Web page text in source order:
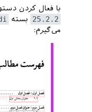
not
`\hss'
not
با فعال کردن
25.2.2
بسته
می‌گیرم: